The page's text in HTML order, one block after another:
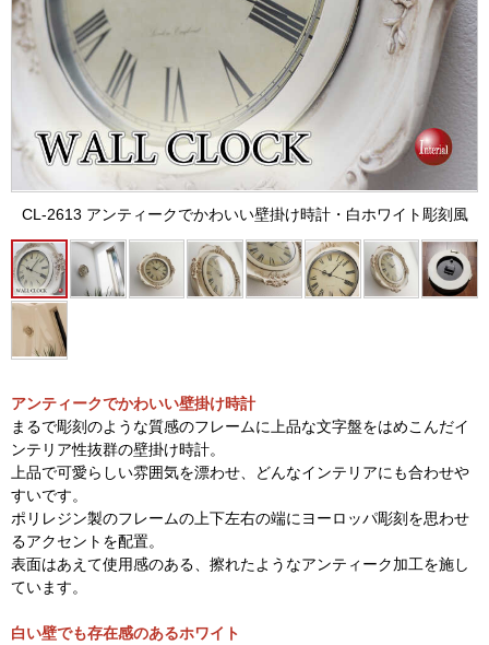
CL-2613 アンティークでかわいい壁掛け時計・白ホワイト彫刻風
アンティークでかわいい壁掛け時計
まるで彫刻のような質感のフレームに上品な文字盤をはめこんだイ
ンテリア性抜群の壁掛け時計。
上品で可愛らしい雰囲気を漂わせ、どんなインテリアにも合わせや
すいです。
ポリレジン製のフレームの上下左右の端にヨーロッパ彫刻を思わせ
るアクセントを配置。
表面はあえて使用感のある、擦れたようなアンティーク加工を施し
ています。
白い壁でも存在感のあるホワイト